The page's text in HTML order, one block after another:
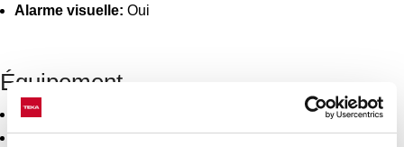
Alarme visuelle: Oui
Équipement
Pieds arrière réglables:
Pieds avant réglables:Oui